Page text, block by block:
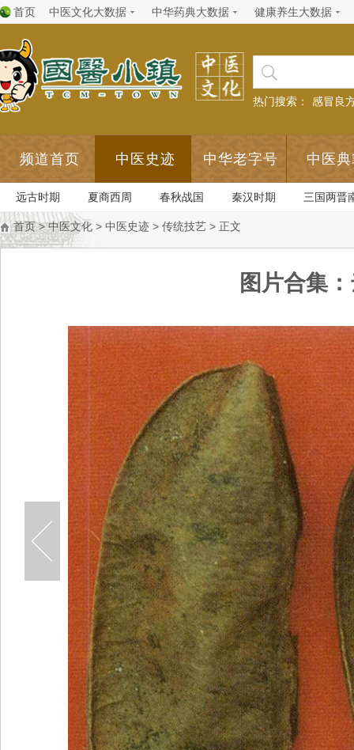
首页 中医文化大数据 中华药典大数据 健康养生大数据
热门搜索： 感冒良
频道首页 中医史迹 中华老字号 中医
远古时期 夏商西周 春秋战国 秦汉时期 三国两晋
首页>中医文化 > 中医史迹 > 传统技艺 > 正文
图片合集